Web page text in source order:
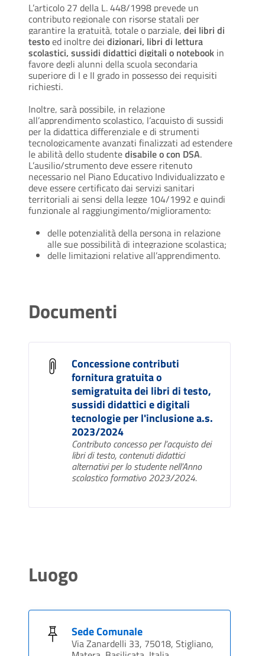
L’articolo 27 della L. 448/1998 prevede un
contributo regionale con risorse statali per
garantire la gratuità, totale o parziale, dei libri di
testoed inoltre dei dizionari, libri di lettura
scolastici, sussidi didattici digitali o notebook in
favore degli alunni della scuola secondaria
superiore di I e II grado in possesso dei requisiti
richiesti.
Inoltre, sarà possibile, in relazione
all’apprendimento scolastico, l’acquisto di sussidi
per la didattica differenziale e di strumenti
tecnologicamente avanzati finalizzati ad estendere
le abilità dello studentedisabile o con DSA.
L’ausilio/strumento deve essere ritenuto
necessario nel Piano Educativo Individualizzato e
deve essere certificato dai servizi sanitari
territoriali ai sensi della legge 104/1992 e quindi
funzionale al raggiungimento/miglioramento:
delle potenzialità della persona in relazione
alle sue possibilità di integrazione scolastica;
delle limitazioni relative all’apprendimento.
Documenti
Concessione contributi
fornitura gratuita o
semigratuita dei libri di testo,
sussidi didattici e digitali
tecnologie per l'inclusione a.s.
2023/2024
Contributo concesso per l’acquisto dei
libri di testo, contenuti didattici
alternativi per lo studente nell’Anno
scolastico formativo 2023/2024.
Luogo
Sede Comunale
Via Zanardelli 33, 75018, Stigliano,